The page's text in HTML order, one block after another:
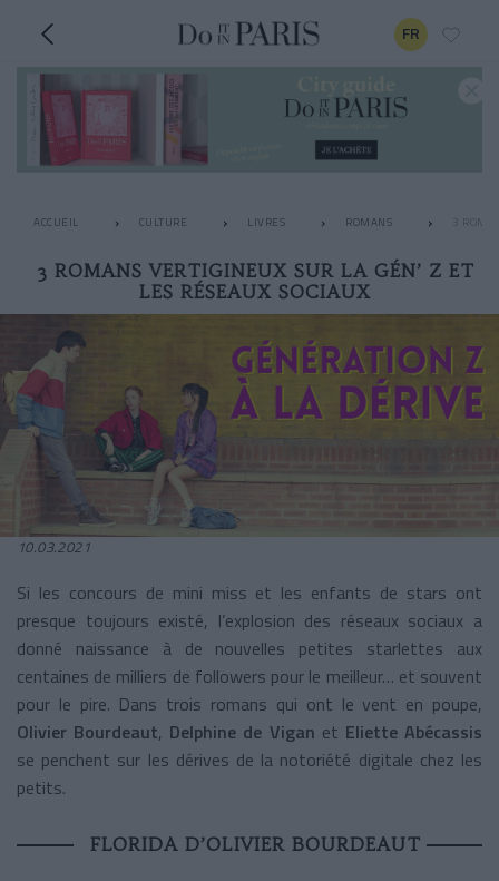
FR
ACCUEIL CULTURE LIVRES ROMANS 3
3 ROMANS VERTIGINEUX SUR LA GÉN’ Z ET
LES RÉSEAUX SOCIAUX
10.03.2021
Si les concours de mini miss et les enfants de stars ont
presque toujours existé, l’explosion des réseaux sociaux a
donné naissance à de nouvelles petites starlettes aux
centaines de milliers de followers pour le meilleur… et souvent
pour le pire. Dans trois romans qui ont le vent en poupe,
Olivier Bourdeaut, Delphine de Vigan et Eliette Abécassis
se penchent sur les dérives de la notoriété digitale chez les
petits.
FLORIDA D’OLIVIER BOURDEAUT